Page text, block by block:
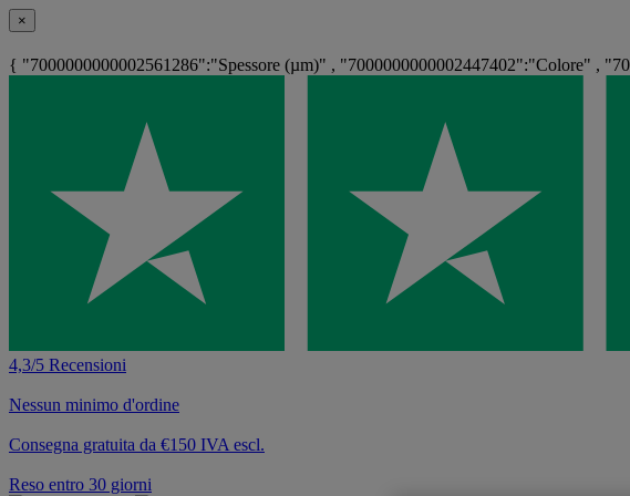
×
{ "7000000000002561286":"Spessore (µm)" , "7000000000002447402":"Colore" ,
4,3/5 Recensioni
Nessun minimo d'ordine
Consegna gratuita da €150 IVA escl.
Reso entro 30 giorni